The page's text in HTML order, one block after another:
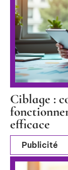
Ciblage :
efficace
Publicité